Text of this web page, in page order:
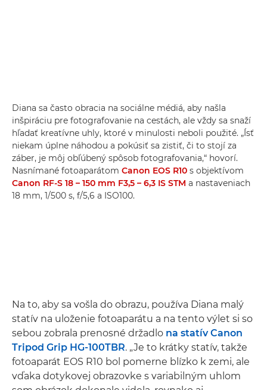
Diana sa často obracia na sociálne médiá, aby našla
inšpiráciu pre fotografovanie na cestách, ale vždy sa snaží
hľadať kreatívne uhly, ktoré v minulosti neboli použité. „Ísť
niekam úplne náhodou a pokúsiť sa zistiť, či to stojí za
záber, je môj obľúbený spôsob fotografovania,“ hovorí.
Nasnímané fotoaparátom Canon EOS R10 s objektívom
Canon RF-S 18 – 150 mm F3,5 – 6,3 IS STM a nastaveniach
18 mm, 1/500 s, f/5,6 a ISO100.
Na to, aby sa vošla do obrazu, používa Diana malý
statív na uloženie fotoaparátu a na tento výlet si so
sebou zobrala prenosné držadlo na statív Canon
Tripod Grip HG-100TBR. „Je to krátky statív, takže
fotoaparát EOS R10 bol pomerne blízko k zemi, ale
vďaka dotykovej obrazovke s variabilným uhlom